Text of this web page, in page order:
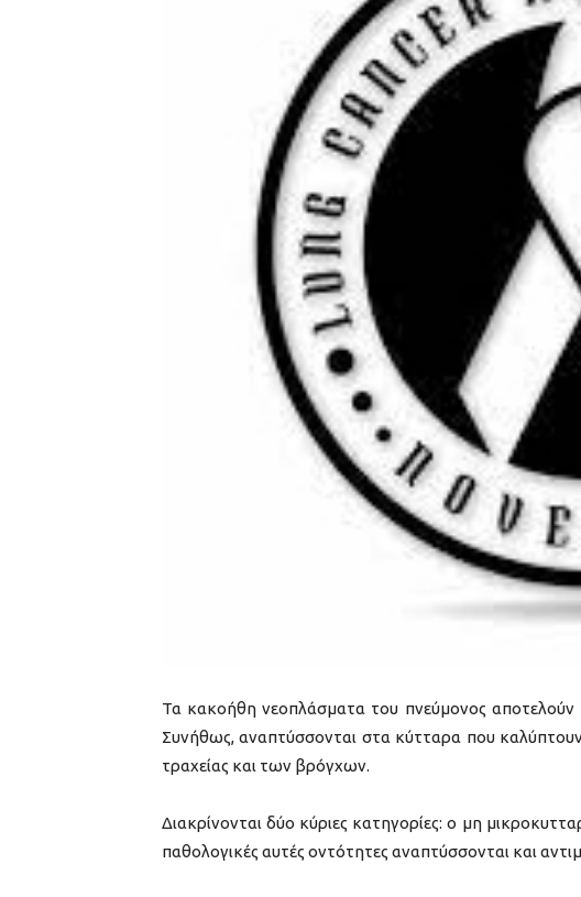
Τα κακοήθη νεοπλάσματα του πνεύμονος
Συνήθως, αναπτύσσονται στα κύτταρα που
τραχείας και των βρόγχων.
Διακρίνονται δύο κύριες κατηγορίες: ο μη
παθολογικές αυτές οντότητες αναπτύσσονται και